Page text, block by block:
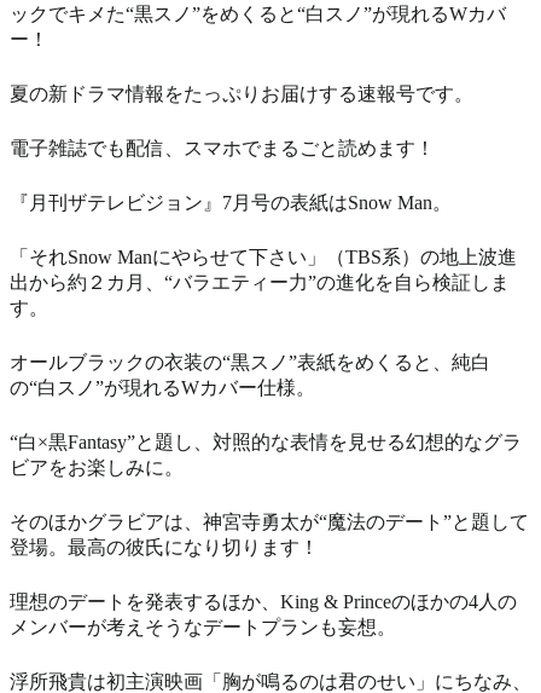
ックでキメた“黒スノ”をめくると“白スノ”が現れるWカバ
ー！
夏の新ドラマ情報をたっぷりお届けする速報号です。
電子雑誌でも配信、スマホでまるごと読めます！
『月刊ザテレビジョン』7月号の表紙はSnow Man。
「それSnow Manにやらせて下さい」（TBS系）の地上波進
出から約２カ月、“バラエティー力”の進化を自ら検証しま
す。
オールブラックの衣装の“黒スノ”表紙をめくると、純白
の“白スノ”が現れるWカバー仕様。
“白×黒Fantasy”と題し、対照的な表情を見せる幻想的なグラ
ビアをお楽しみに。
そのほかグラビアは、神宮寺勇太が“魔法のデート”と題して
登場。最高の彼氏になり切ります！
理想のデートを発表するほか、King & Princeのほかの4人の
メンバーが考えそうなデートプランも妄想。
浮所飛貴は初主演映画「胸が鳴るのは君のせい」にちなみ、